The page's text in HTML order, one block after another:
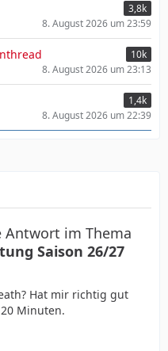
3,8k
8. August 2026 um 23:59
10k
8. August 2026 um 23:13
1,4k
8. August 2026 um 22:39
Antwort im Thema
Saison 26/27
Hat mir richtig gut
Minuten.